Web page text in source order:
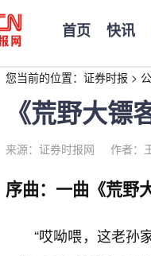
首页 快讯
您当前的位置： 证券时报 >
《荒野大
来源：证券时报网 作者：
序曲：一曲《荒野
“哎呦喂，这老孙